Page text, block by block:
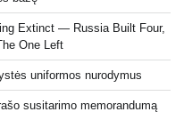
Extinct — Russia Built Four,
One Left
uniformos nurodymus
susitarimo memorandumą